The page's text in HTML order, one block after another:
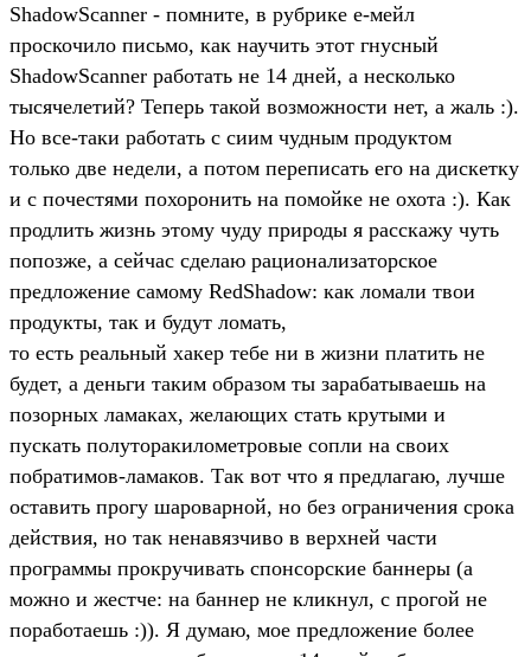
ShadowScanner - помните, в рубрике е-мейл
проскочило письмо, как научить этот гнусный
ShadowScanner работать не 14 дней, а несколько
тысячелетий? Теперь такой возможности нет, а жаль :).
Но все-таки работать с сиим чудным продуктом
только две недели, а потом переписать его на дискетку
и с почестями похоронить на помойке не охота :). Как
продлить жизнь этому чуду природы я расскажу чуть
попозже, а сейчас сделаю рационализаторское
предложение самому RedShadow: как ломали твои
продукты, так и будут ломать,
то есть реальный хакер тебе ни в жизни платить не
будет, а деньги таким образом ты зарабатываешь на
позорных ламаках, желающих стать крутыми и
пускать полуторакилометровые сопли на своих
побратимов-ламаков. Так вот что я предлагаю, лучше
оставить прогу шароварной, но без ограничения срока
действия, но так ненавязчиво в верхней части
программы прокручивать спонсорские баннеры (а
можно и жестче: на баннер не кликнул, с прогой не
поработаешь :)). Я думаю, мое предложение более